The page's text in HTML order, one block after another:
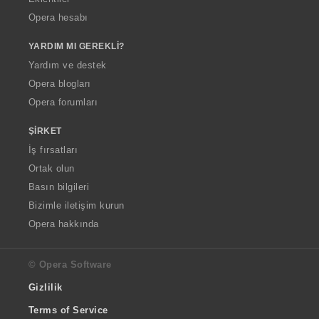
Opera hesabı
YARDIM MI GEREKLI?
Yardım ve destek
Opera blogları
Opera forumları
ŞIRKET
İş fırsatları
Ortak olun
Basın bilgileri
Bizimle iletişim kurun
Opera hakkında
© Opera Software
Gizlilik
Terms of Service